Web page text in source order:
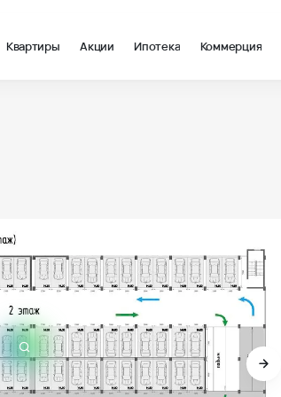
Квартиры Акции Ипотека Коммерция